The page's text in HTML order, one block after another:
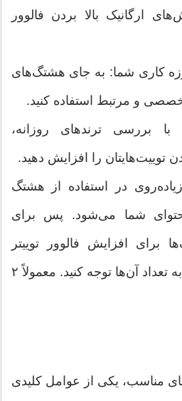
ارگانیک بالا بردن فالوور
کاری شما: به جای هشتگ‌های
و مرتبط استفاده کنید.
بررسی ترندهای روزانه،
توییت‌هایتان را افزایش دهید.
در استفاده از هشتگ
شما می‌شود. پس برای
برای افزایش فالوور توییتر
استفاده کنید، بهتر است به تعداد آن‌ها توجه کنید. معمولاً ۲
مناسب، یکی از عوامل کلیدی